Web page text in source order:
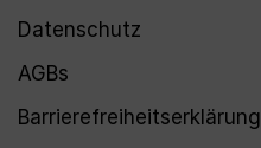
Datenschutz
AGBs
Barrierefreiheitserklärung